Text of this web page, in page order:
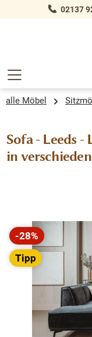
springen 02137
alle Möbel
Sofa - Leeds -
in
Bildergalerie
-28%
Rabatt
Tipp